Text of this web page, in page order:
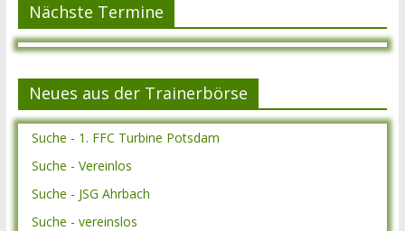
Nächste Termine
Neues aus der Trainerbörse
Suche - 1. FFC Turbine Potsdam
Suche - Vereinlos
Suche - JSG Ahrbach
Suche - vereinslos